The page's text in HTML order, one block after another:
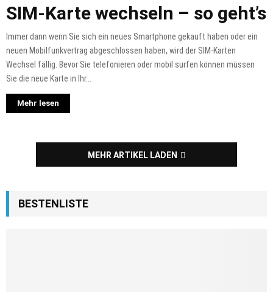
SIM-Karte wechseln – so geht’s
Immer dann wenn Sie sich ein neues Smartphone gekauft haben oder ein
neuen Mobilfunkvertrag abgeschlossen haben, wird der SIM-Karten
Wechsel fällig. Bevor Sie telefonieren oder mobil surfen können müssen
Sie die neue Karte in Ihr...
Mehr lesen
MEHR ARTIKEL LADEN
BESTENLISTE